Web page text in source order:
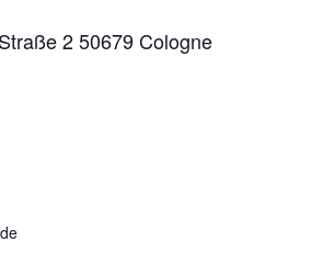
2 50679 Cologne